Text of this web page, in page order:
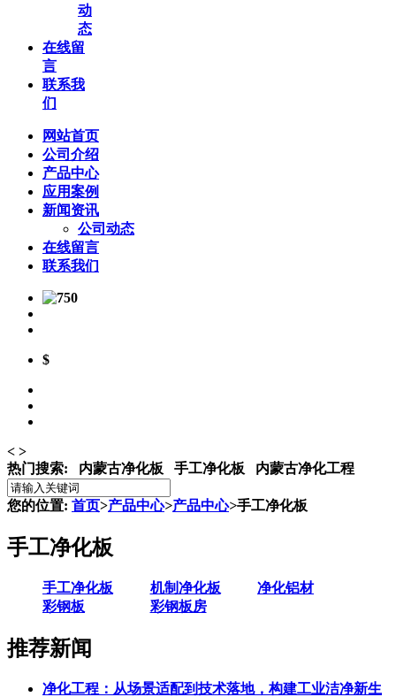
动
态
在线留
言
联系我
们
网站首页
公司介绍
产品中心
应用案例
新闻资讯
公司动态
在线留言
联系我们
$
< >
热门搜索: 内蒙古净化板 手工净化板 内蒙古净化工程
您的位置: 首页>产品中心>产品中心>手工净化板
手工净化板
手工净化板 机制净化板
净化铝材
彩钢板
彩钢板房
推荐新闻
净化工程：从场景适配到技术落地，构建工业洁净新生